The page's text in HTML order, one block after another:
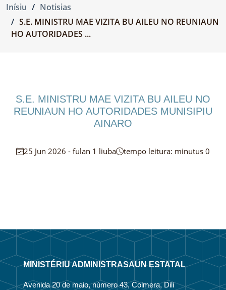
Inísiu
Notisias
S.E. MINISTRU MAE VIZITA BU AILEU NO REUNIAUN
HO AUTORIDADES ...
S.E. MINISTRU MAE VIZITA BU AILEU NO
REUNIAUN HO AUTORIDADES MUNISIPIU
AINARO
25 Jun 2026 - fulan 1 liuba tempo leitura: minutus 0
MINISTÉRIU ADMINISTRASAUN ESTATAL
Avenida 20 de maio, número 43, Colmera, Dili